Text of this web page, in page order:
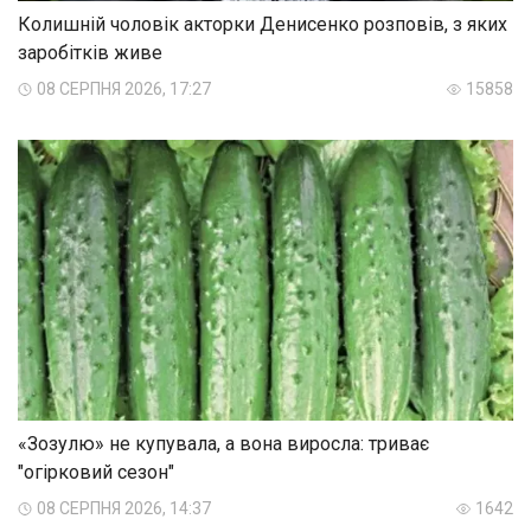
Колишній чоловік акторки Денисенко розповів, з яких
заробітків живе
08 СЕРПНЯ 2026, 17:27 15858
«Зозулю» не купувала, а вона виросла: триває
"огірковий сезон"
08 СЕРПНЯ 2026, 14:37 1642